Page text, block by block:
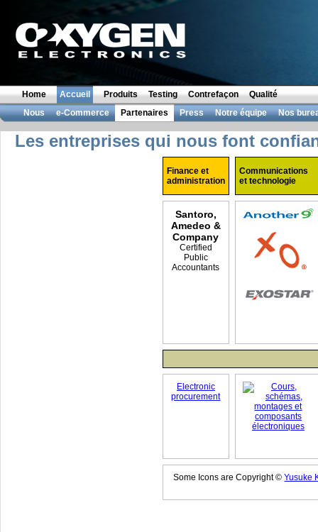
Home Accueil Produits Testing Contrefaçon
Qualité
Nous
e-Commerce Partenaires Press Notre équipe Nos
Les entreprises qui nous font
Finance et
administration
Communications
et technologie
Santoro,
Amedeo &
Company
Certified
Public
Accountants
Electronic
procurement
Some Icons are Copyright ©Yusuke